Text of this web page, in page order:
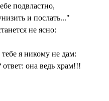
подвластно,
и послать..."
не ясно:
я никому не дам:
она ведь храм!!!